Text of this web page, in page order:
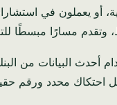
وتقدم مسارًا مبسطًا